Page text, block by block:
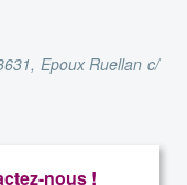
Epoux Ruellan c/
nous !